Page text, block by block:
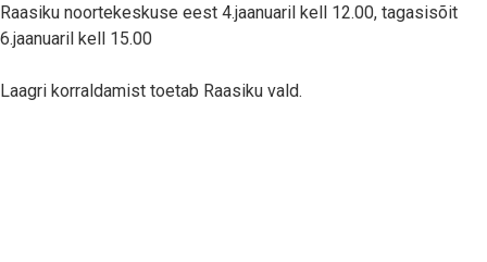
Raasiku noortekeskuse eest 4.jaanuaril kell 12.00, tagasisõit
6.jaanuaril kell 15.00
Laagri korraldamist toetab Raasiku vald.